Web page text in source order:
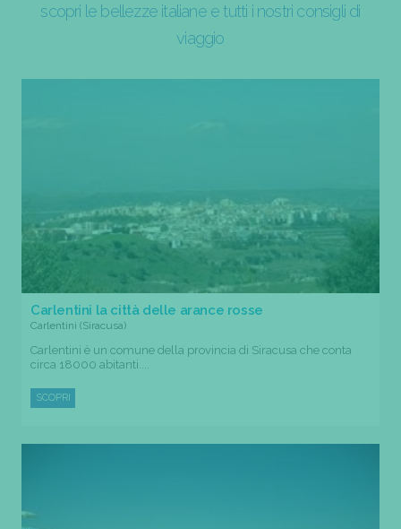
scopri le bellezze italiane e tutti i nostri consigli di
viaggio
Carlentini la città delle arance rosse
Carlentini (Siracusa)
Carlentini è un comune della provincia di Siracusa che conta
circa 18000 abitanti....
SCOPRI